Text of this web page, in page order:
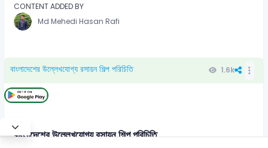
CONTENT ADDED BY
Md Mehedi Hasan Rafi
বাংলাদেশের উল্লেখযোগ্য রসায়ন শিল্প পরিচিতি 1.6k
বাংলাদেশের উল্লেখযোগ্য রসায়ন শিল্প পরিচিতি